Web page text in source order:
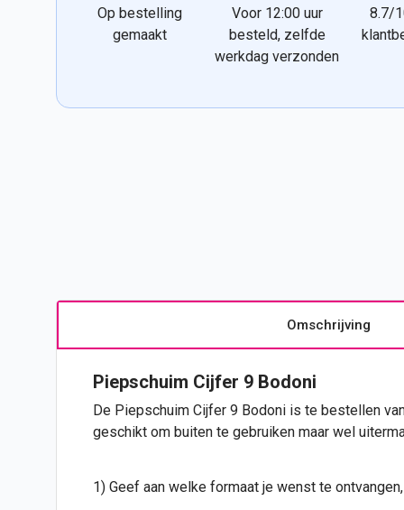
Op bestelling
gemaakt
Voor 12:00 uur
besteld, zelfde
werkdag verzonden
8.7/
Omschrijving
Piepschuim Cijfer 9 Bodoni
De Piepschuim Cijfer 9 Bodoni is te bestellen
geschikt om buiten te gebruiken maar wel
1) Geef aan welke formaat je wenst te